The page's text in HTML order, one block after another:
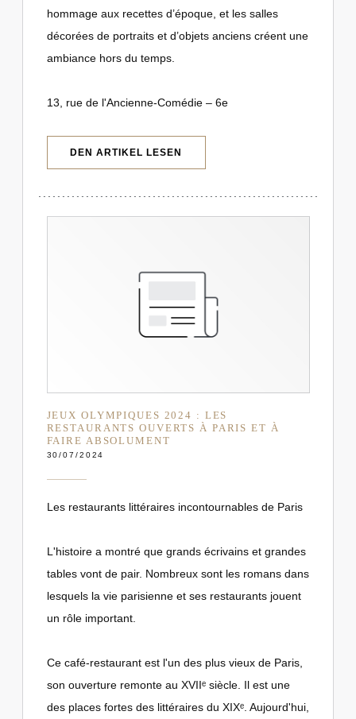
hommage aux recettes d’époque, et les salles
décorées de portraits et d’objets anciens créent une
ambiance hors du temps.
13, rue de l'Ancienne-Comédie – 6e
DEN ARTIKEL LESEN
JEUX OLYMPIQUES 2024 : LES
RESTAURANTS OUVERTS À PARIS ET À
FAIRE ABSOLUMENT
30/07/2024
Les restaurants littéraires incontournables de Paris
L'histoire a montré que grands écrivains et grandes
tables vont de pair. Nombreux sont les romans dans
lesquels la vie parisienne et ses restaurants jouent
un rôle important.
Ce café-restaurant est l'un des plus vieux de Paris,
son ouverture remonte au XVIIᵉ siècle. Il est une
des places fortes des littéraires du XIXᵉ. Aujourd'hui,